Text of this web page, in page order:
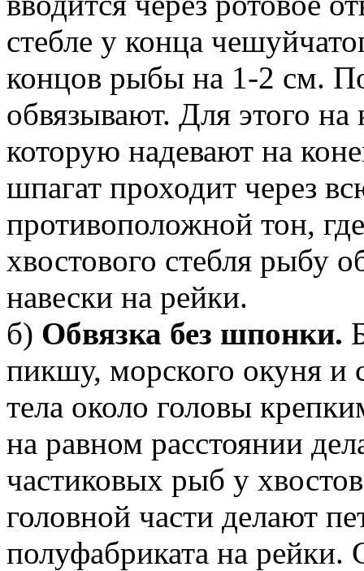
стебле у конца
концов рыбы на 1-2 см.
обвязывают. Для этого
которую надевают на
шпагат проходит через
противоположной тон,
хвостового стебля рыбу
навески на рейки.
б) Обвязка без шпонки.
пикшу, морского окуня и
тела около головы
на равном расстоянии
частиковых рыб у
головной части делают
полуфабриката на